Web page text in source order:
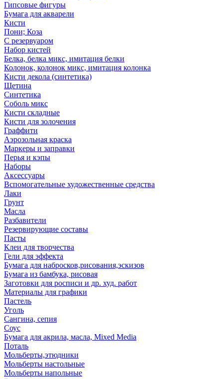
Гипсовые фигуры
Бумага для акварели
Кисти
Пони; Коза
С резервуаром
Набор кистей
Белка, белка микс, имитация белки
Колонок, колонок микс, имитация колонка
Кисти декола (синтетика)
Щетина
Синтетика
Соболь микс
Кисти складные
Кисти для золочения
Граффити
Аэрозольная краска
Маркеры и заправки
Перья и кэпы
Наборы
Аксессуары
Вспомогательные художественные средства
Лаки
Грунт
Масла
Разбавители
Резервирующие составы
Пасты
Клеи для творчества
Гели для эффекта
Бумага для набросков,рисования,эскизов
Бумага из бамбука, рисовая
Заготовки для росписи и др. худ. работ
Материалы для графики
Пастель
Уголь
Сангина, сепия
Соус
Бумага для акрила, масла, Mixed Media
Поталь
Мольберты,этюдники
Мольберты настольные
Мольберты напольные